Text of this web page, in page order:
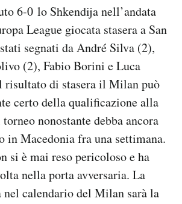
aiuto?
6-0 lo Shkendija nell’andata
League giocata stasera a San
segnati da André Silva (2),
(2), Fabio Borini e Luca
di stasera il Milan può
certo della qualificazione alla
nonostante debba ancora
in Macedonia fra una settimana.
si è mai reso pericoloso e ha
nella porta avversaria. La
calendario del Milan sarà la